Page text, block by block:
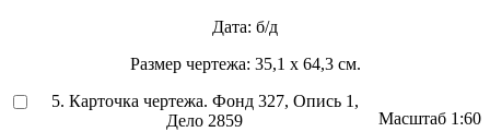
Дата: б/д
Размер чертежа: 35,1 х 64,3 см.
Масштаб 1:60
5. Карточка чертежа. Фонд 327, Опись 1,
Дело 2859